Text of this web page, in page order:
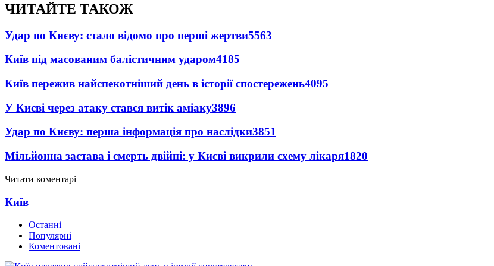
ЧИТАЙТЕ ТАКОЖ
Удар по Києву: стало відомо про перші жертви5563
Київ під масованим балістичним ударом4185
Київ пережив найспекотніший день в історії спостережень4095
У Києві через атаку стався витік аміаку3896
Удар по Києву: перша інформація про наслідки3851
Мільйонна застава і смерть двійні: у Києві викрили схему лікаря1820
Читати коментарі
Київ
Останні
Популярні
Коментовані